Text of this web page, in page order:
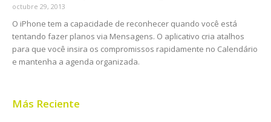
octubre 29, 2013
O iPhone tem a capacidade de reconhecer quando você está
tentando fazer planos via Mensagens. O aplicativo cria atalhos
para que você insira os compromissos rapidamente no Calendário
e mantenha a agenda organizada.
Más Reciente